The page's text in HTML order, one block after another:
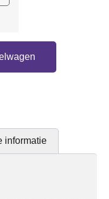
informatie